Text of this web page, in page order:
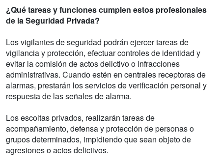
¿Qué tareas y funciones cumplen estos profesionales
de la Seguridad Privada?
Los vigilantes de seguridad podrán ejercer tareas de
vigilancia y protección, efectuar controles de identidad y
evitar la comisión de actos delictivo o infracciones
administrativas. Cuando estén en centrales receptoras de
alarmas, prestarán los servicios de verificación personal y
respuesta de las señales de alarma.
Los escoltas privados, realizarán tareas de
acompañamiento, defensa y protección de personas o
grupos determinados, impidiendo que sean objeto de
agresiones o actos delictivos.